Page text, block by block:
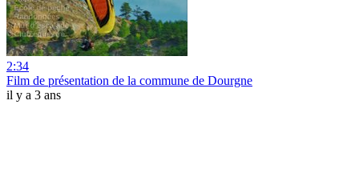
2:34
Film de présentation de la commune de Dourgne
il y a 3 ans